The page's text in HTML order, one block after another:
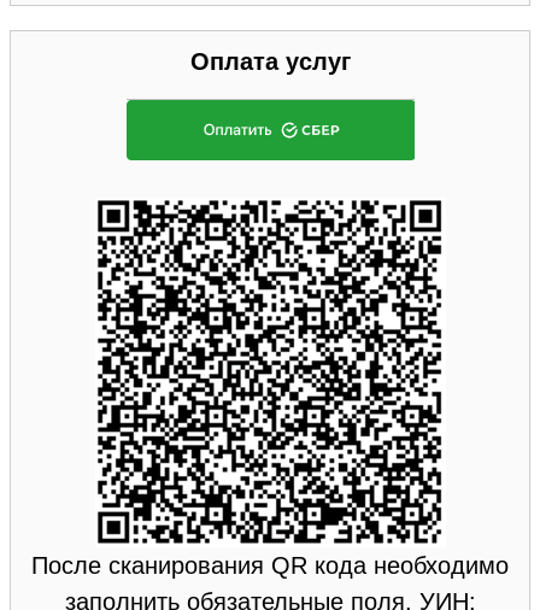
Оплата услуг
После сканирования QR кода необходимо
заполнить обязательные поля. УИН: